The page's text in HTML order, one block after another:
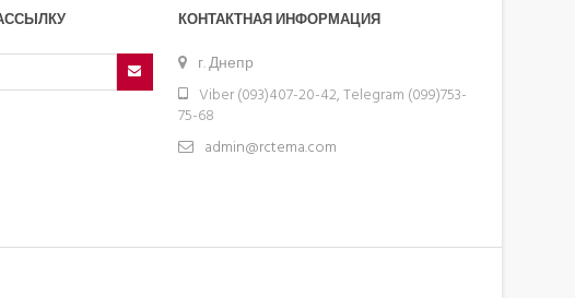
КОНТАКТНАЯ ИНФОРМАЦИЯ
г. Днепр
Viber (093)407-20-42, Telegram (099)753-
75-68
admin@rctema.com